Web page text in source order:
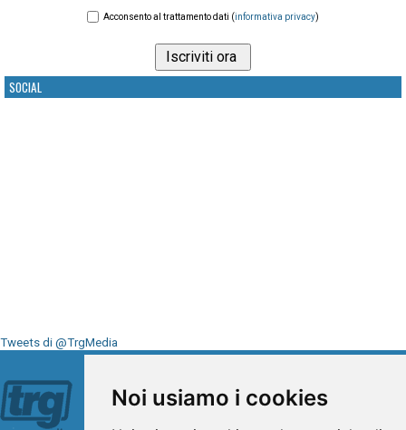
Noi usiamo i cookies
Acconsento al trattamento dati (informativa privacy)
SOCIAL
Tweets di @TrgMedia